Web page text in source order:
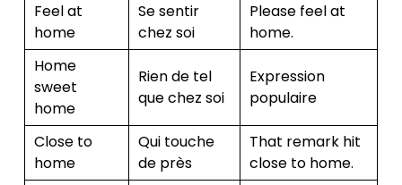
Feel at
home
Se sentir
chez soi
Please feel at
home.
Home
sweet
home
Rien de tel
que chez soi
Expression
populaire
Close to
home
Qui touche
de près
That remark hit
close to home.